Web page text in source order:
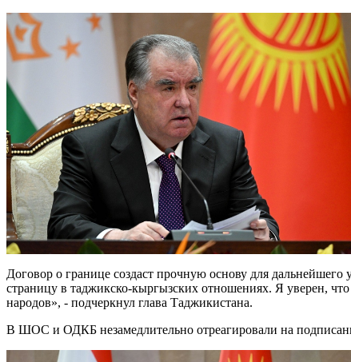
Договор о границе создаст прочную основу для
страницу в таджикско-кыргызских отношениях. Я уверен,
народов», - подчеркнул глава Таджикистана.
В ШОС и ОДКБ незамедлительно отреагировали на